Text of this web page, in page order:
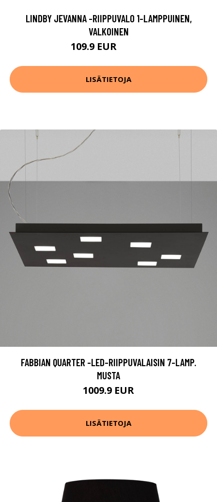
LINDBY JEVANNA -RIIPPUVALO 1-LAMPPUINEN,
VALKOINEN
109.9 EUR
LISÄTIETOJA
FABBIAN QUARTER -LED-RIIPPUVALAISIN 7-LAMP.
MUSTA
1009.9 EUR
LISÄTIETOJA